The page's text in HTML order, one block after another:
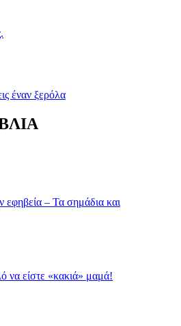
έναν ξερόλα
εφηβεία – Τα σημάδια και
να είστε «κακιά» μαμά!